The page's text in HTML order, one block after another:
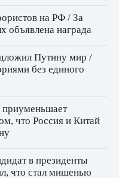
на РФ / За
объявлена награда
Путину мир /
без единого
что Россия и Китай
в президенты
что стал мишенью